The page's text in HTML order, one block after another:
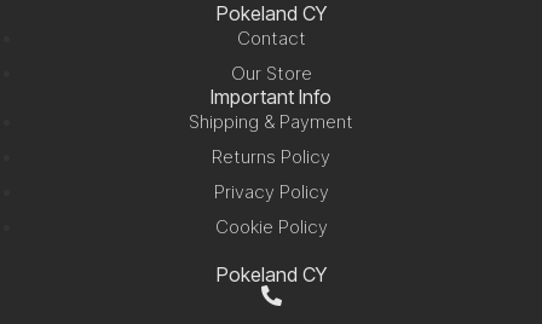
Pokeland CY
Contact
Our Store
Important Info
Shipping & Payment
Returns Policy
Privacy Policy
Cookie Policy
Pokeland CY